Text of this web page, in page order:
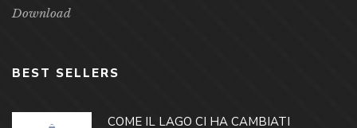
Download
BEST SELLERS
COME IL LAGO CI HA CAMBIATI